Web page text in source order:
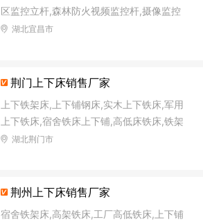
区监控立杆,森林防火视频监控杆,摄像监控
杆,森林防火语音监控杆,太阳能路灯杆
湖北宜昌市
荆门上下床销售厂家
上下铁架床,上下铺钢床,实木上下铁床,军用
上下铁床,宿舍铁床上下铺,高低床铁床,铁架
双层床,上下高低铁床
湖北荆门市
荆州上下床销售厂家
宿舍铁架床,高架铁床,工厂高低铁床,上下铺